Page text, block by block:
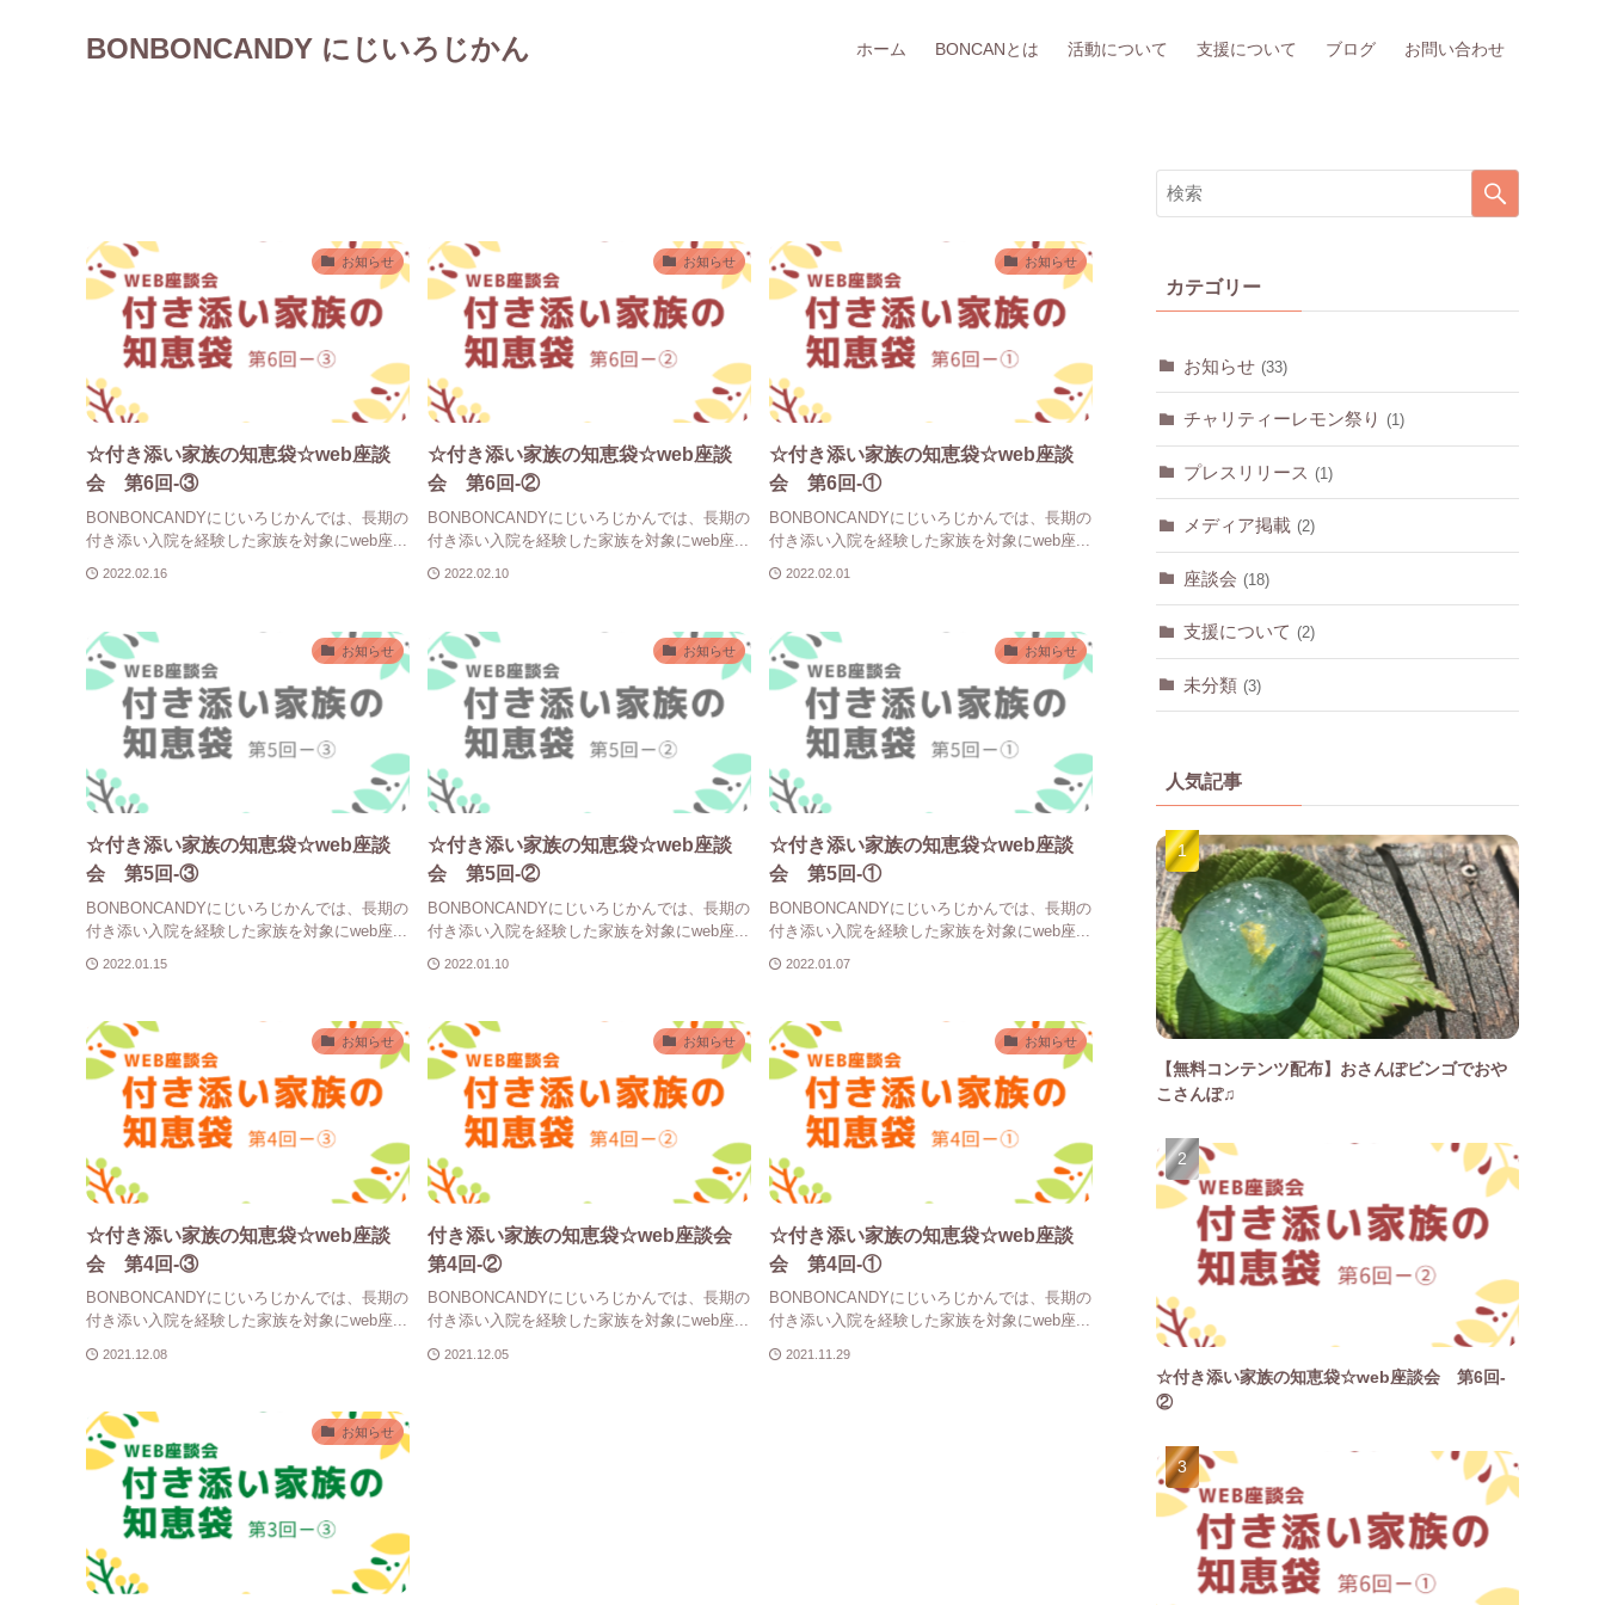
BONBONCANDY にじいろじかん ホーム BONCANとは 活動について 支援について ブログ お問い合わせ
お知らせ
☆付き添い家族の知恵袋☆web座談
会 第6回-③
BONBONCANDYにじいろじかんでは、長期の
付き添い入院を経験した家族を対象にweb座...
2022.02.16
お知らせ
☆付き添い家族の知恵袋☆web座談
会 第6回-②
BONBONCANDYにじいろじかんでは、長期の
付き添い入院を経験した家族を対象にweb座...
2022.02.10
お知らせ
☆付き添い家族の知恵袋☆web座談
会 第6回-①
BONBONCANDYにじいろじかんでは、長期の
付き添い入院を経験した家族を対象にweb座...
2022.02.01
お知らせ
☆付き添い家族の知恵袋☆web座談
会 第5回-③
BONBONCANDYにじいろじかんでは、長期の
付き添い入院を経験した家族を対象にweb座...
2022.01.15
お知らせ
☆付き添い家族の知恵袋☆web座談
会 第5回-②
BONBONCANDYにじいろじかんでは、長期の
付き添い入院を経験した家族を対象にweb座...
2022.01.10
お知らせ
☆付き添い家族の知恵袋☆web座談
会 第5回-①
BONBONCANDYにじいろじかんでは、長期の
付き添い入院を経験した家族を対象にweb座...
2022.01.07
お知らせ
☆付き添い家族の知恵袋☆web座談
会 第4回-③
BONBONCANDYにじいろじかんでは、長期の
付き添い入院を経験した家族を対象にweb座...
2021.12.08
お知らせ
付き添い家族の知恵袋☆web座談会
第4回-②
BONBONCANDYにじいろじかんでは、長期の
付き添い入院を経験した家族を対象にweb座...
2021.12.05
お知らせ
☆付き添い家族の知恵袋☆web座談
会 第4回-①
BONBONCANDYにじいろじかんでは、長期の
付き添い入院を経験した家族を対象にweb座...
2021.11.29
お知らせ
カテゴリー
お知らせ (33)
チャリティーレモン祭り (1)
プレスリリース (1)
メディア掲載 (2)
座談会 (18)
支援について (2)
未分類 (3)
人気記事
【無料コンテンツ配布】おさんぽビンゴでおや
こさんぽ♫
☆付き添い家族の知恵袋☆web座談会 第6回-
②